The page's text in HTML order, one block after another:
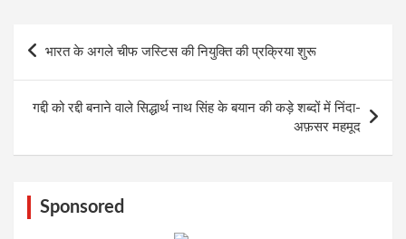
भारत के अगले चीफ जस्टिस की नियुक्ति की प्रक्रिया शुरू
गद्दी को रद्दी बनाने वाले सिद्धार्थ नाथ सिंह के बयान की कड़े शब्दों में निंदा-
अफ़सर महमूद
Sponsored